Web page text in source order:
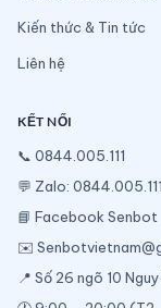
Kiến thức & Tin tức
Liên hệ
KẾT NỐI
📞 0844.005.111
💬 Zalo: 0844.005.111
📘 Facebook Senbot
✉️
📍 Số 26 ngõ 10